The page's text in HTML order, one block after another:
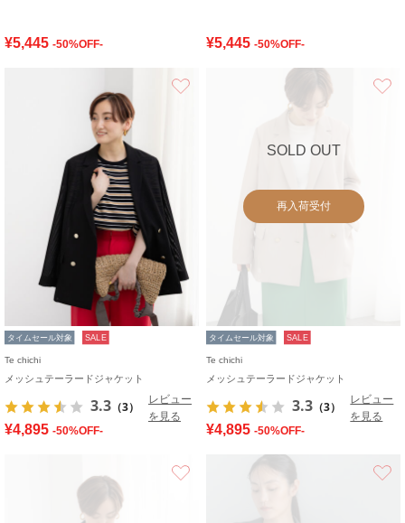
¥5,445 -50%OFF- ¥5,445 -50%OFF-
タイムセール対象 SALE
Te chichi
メッシュテーラードジャケット
3.3 （3）
レビュー
を見る
¥4,895 -50%OFF-
SOLD OUT
再入荷受付
タイムセール対象 SALE
Te chichi
メッシュテーラードジャケット
3.3 （3）
レビュー
を見る
¥4,895 -50%OFF-